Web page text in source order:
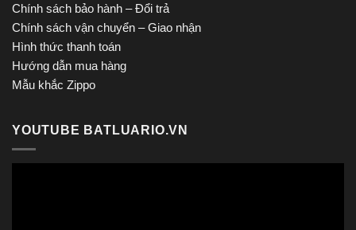
Chính sách bảo hành – Đổi trả
Chính sách vận chuyển – Giao nhận
Hình thức thanh toán
Hướng dẫn mua hàng
Mẫu khắc Zippo
YOUTUBE BATLUARIO.VN